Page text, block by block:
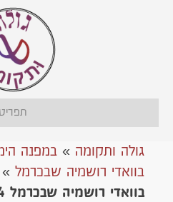
תפריט
גולה ותקומה » במפנה
בוואדי רושמיה שבכרמל »
בוואדי רושמיה שבכרמל 24